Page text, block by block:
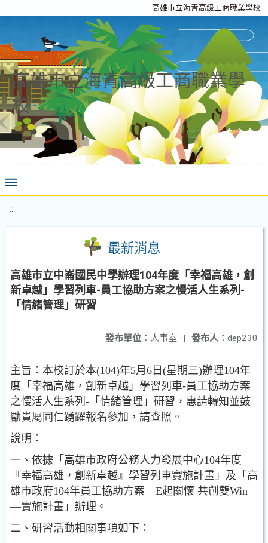
高雄市立海青高級工商職業學校
高雄市立海青高級工商職業學
校
:::
最新消息
高雄市立中崙國民中學辦理104年度「幸福高雄，創
新卓越」學習列車-員工協助方案之慢活人生系列-
「情緒管理」研習
發布人： dep230
發布單位： 人事室 |
主旨：本校訂於本(104)年5月6日(星期三)辦理104年
度「幸福高雄，創新卓越」學習列車-員工協助方案
之慢活人生系列-「情緒管理」研習，惠請轉知並鼓
勵貴屬同仁踴躍報名參加，請查照。
說明：
一、依據「高雄市政府公務人力發展中心104年度
『幸福高雄，創新卓越』學習列車實施計畫」及「高
雄市政府104年員工協助方案—E起關懷 共創雙Win
—實施計畫」辦理。
二、研習活動相關事項如下：